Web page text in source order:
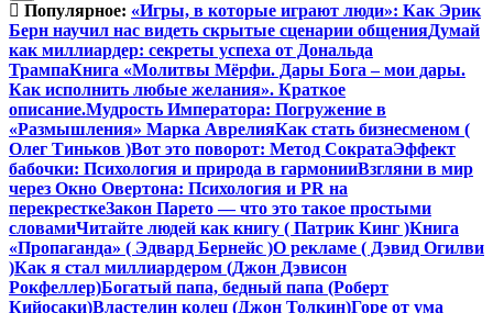
Популярное: «Игры, в которые играют люди»: Как Эрик
Берн научил нас видеть скрытые сценарии общенияДумай
как миллиардер: секреты успеха от Дональда
ТрампаКнига «Молитвы Мёрфи. Дары Бога – мои дары.
Как исполнить любые желания». Краткое
описание.Мудрость Императора: Погружение в
«Размышления» Марка АврелияКак стать бизнесменом (
Олег Тиньков )Вот это поворот: Метод СократаЭффект
бабочки: Психология и природа в гармонииВзгляни в мир
через Окно Овертона: Психология и PR на
перекресткеЗакон Парето — что это такое простыми
словамиЧитайте людей как книгу ( Патрик Кинг )Книга
«Пропаганда» ( Эдвард Бернейс )О рекламе ( Дэвид Огилви
)Как я стал миллиардером (Джон Дэвисон
Рокфеллер)Богатый папа, бедный папа (Роберт
Кийосаки)Властелин колец (Джон Толкин)Горе от ума